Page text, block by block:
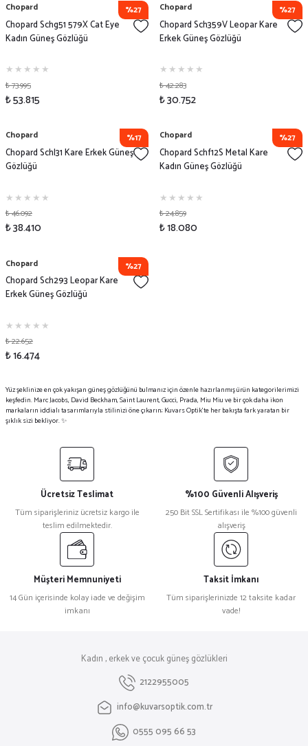
%27
Chopard
Chopard Schg51 579X Cat Eye
Kadın Güneş Gözlüğü
₺ 73.995
₺ 53.815
%27
Chopard
Chopard Sch359V Leopar Kare
Erkek Güneş Gözlüğü
₺ 42.283
₺ 30.752
%17
Chopard
Chopard Schl31 Kare Erkek Güneş
Gözlüğü
₺ 46.092
₺ 38.410
%27
Chopard
Chopard Schf12S Metal Kare
Kadın Güneş Gözlüğü
₺ 24.859
₺ 18.080
%27
Chopard
Chopard Sch293 Leopar Kare
Erkek Güneş Gözlüğü
₺ 22.652
₺ 16.474
Yüz şeklinize en çok yakışan güneş gözlüğünü bulmanız için özenle hazırlanmış ürün kategorilerimizi
keşfedin. Marc Jacobs, David Beckham, Saint Laurent, Gucci, Prada, Miu Miu ve bir çok daha ikon
markaların iddialı tasarımlarıyla stilinizi öne çıkarın; Kuvars Optik’te her bakışta fark yaratan bir
şıklık sizi bekliyor. ✨
Ücretsiz Teslimat
Tüm siparişleriniz ücretsiz kargo ile
teslim edilmektedir.
%100 Güvenli Alışveriş
250 Bit SSL Sertifikası ile %100 güvenli
alışveriş
Müşteri Memnuniyeti
14 Gün içerisinde kolay iade ve değişim
imkanı
Taksit İmkanı
Tüm siparişlerinizde 12 taksite kadar
vade!
Kadın , erkek ve çocuk güneş gözlükleri
2122955005
info@kuvarsoptik.com.tr
0555 095 66 53